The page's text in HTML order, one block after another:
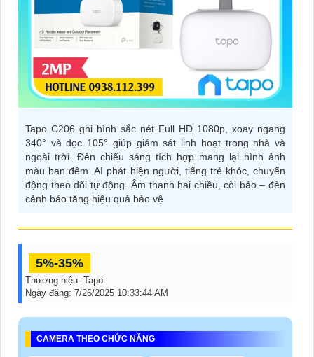
Tapo C206 ghi hình sắc nét Full HD 1080p, xoay ngang
340° và dọc 105° giúp giám sát linh hoạt trong nhà và
ngoài trời. Đèn chiếu sáng tích hợp mang lại hình ảnh
màu ban đêm. AI phát hiện người, tiếng trẻ khóc, chuyển
động theo dõi tự động. Âm thanh hai chiều, còi báo – đèn
cảnh báo tăng hiệu quả bảo vệ
5%-35%
Thương hiệu: Tapo
Ngày đăng: 7/26/2025 10:33:44 AM
CAMERA THEO CHỨC NĂNG